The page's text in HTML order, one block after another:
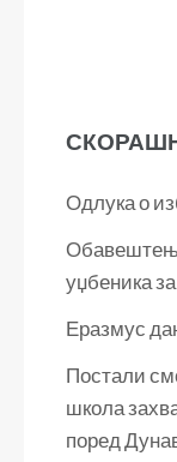
Одлука о
уџбеника
Еразмус
Постали
школа
поред